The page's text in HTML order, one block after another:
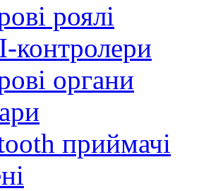
роялі
контролери
органи
приймачі